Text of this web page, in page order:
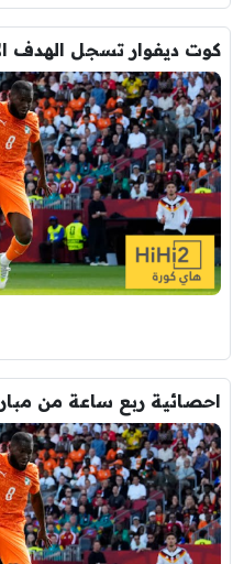
كوت ديفوار تسجل الهدف
احصائية ربع ساعة من